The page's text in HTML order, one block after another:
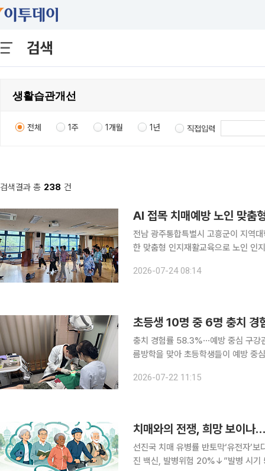
검색
전체 1주 1개월 1년 직접입력
검색결과 총 238 건
AI 접목 치매예방 노인 맞춤
전남 광주통합특별시 고흥군이 지역대학 앵커사업
한 맞춤형 인지재활교육으로 노인 인지 건강증진에 나선다. 고
여수한영대학교가 주관하며 군은 지
2026-07-24 08:14
초등생 10명 중 6명 충치 경
충치 경험률 58.3%⋯예방 중심 구강관리
름방학을 맞아 초등학생들이 예방 중
지난해 7월 질병관리청이 발표한
2026-07-22 11:15
치매와의 전쟁, 희망 보이
선진국 치매 유병률 반토막‘유전자’보
진 백신, 발병위험 20%↓”발병 시기